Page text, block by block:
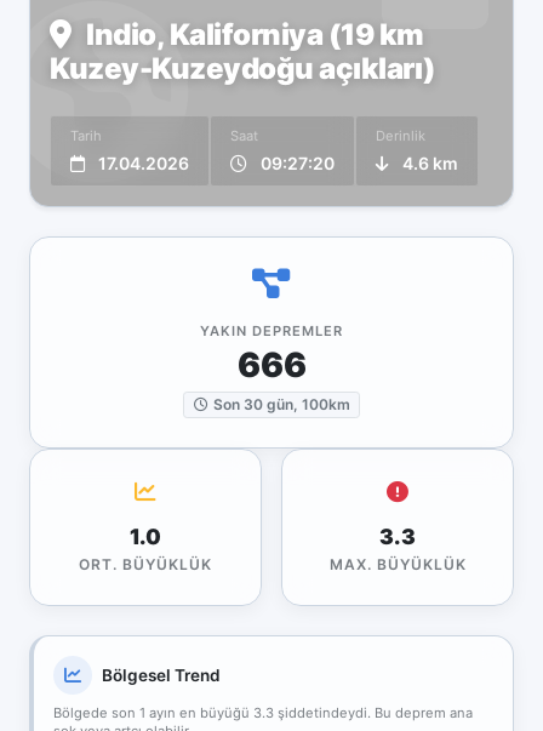
Indio, Kaliforniya (19 km
Kuzey-Kuzeydoğu açıkları)
Tarih
17.04.2026
Saat
09:27:20
Derinlik
4.6 km
YAKIN DEPREMLER
666
Son 30 gün, 100km
1.0
ORT. BÜYÜKLÜK
3.3
MAX. BÜYÜKLÜK
Bölgesel Trend
Bölgede son 1 ayın en büyüğü 3.3 şiddetindeydi. Bu deprem ana